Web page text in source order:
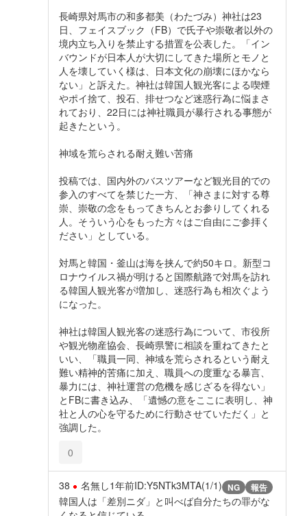
長崎県対馬市の和多都美（わたづみ）神社は23
日、フェイスブック（FB）で氏子や崇敬者以外の
境内立ち入りを禁止する措置を公表した。「イン
バウンドが日本人が大切にしてきた場所とモノと
人を壊していく様は、日本文化の崩壊にほかなら
ない」と訴えた。神社は韓国人観光客による喫煙
やポイ捨て、投石、排せつなど迷惑行為に悩まさ
れており、22日には神社職員が暴行される事態が
起きたという。
神域を荒らされる耐え難い苦痛
投稿では、国内外のバスツアーなど観光目的での
参入のすべてを禁じた一方、「神さまに対する尊
崇、崇敬の念をもってきちんとお参りしてくれる
人。そういう心をもった方々はご自由にご参拝く
ださい」としている。
対馬と韓国・釜山は海を挟んで約50キロ。新型コ
ロナウイルス禍が明けると国際航路で対馬を訪れ
る韓国人観光客が増加し、迷惑行為も相次ぐよう
になった。
神社は韓国人観光客の迷惑行為について、市役所
や観光物産協会、長崎県警に相談を重ねてきたと
いい、「職員一同、神域を荒らされるという耐え
難い精神的苦痛に加え、職員への度重なる暴言、
暴力には、神社運営の危機を感じざるを得ない」
とFBに書き込み、「遺憾の意をここに表明し、神
社と人の心を守るために行動させていただく」と
強調した。
0
38 名無し1年前ID:Y5NTk3MTA(1/1) NG 報告
韓国人は「差別ニダ」と叫べば自分たちの罪がな